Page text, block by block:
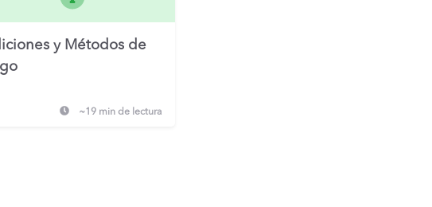
y Métodos de
~19 min de lectura